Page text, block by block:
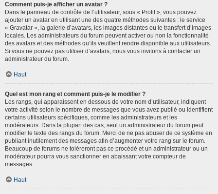
Comment puis-je afficher un avatar ?
Dans le panneau de contrôle de l’utilisateur, sous « Profil », vous pouvez
ajouter un avatar en utilisant une des quatre méthodes suivantes : le service
« Gravatar », la galerie d’avatars, les images distantes ou le transfert d’images
locales. Les administrateurs du forum peuvent activer ou non la fonctionnalité
des avatars et des méthodes qu’ils veuillent rendre disponible aux utilisateurs.
Si vous ne pouvez pas utiliser d’avatars, nous vous invitons à contacter un
administrateur du forum.
Haut
Quel est mon rang et comment puis-je le modifier ?
Les rangs, qui apparaissent en dessous de votre nom d’utilisateur, indiquent
votre activité selon le nombre de messages que vous avez publié ou identifient
certains utilisateurs spécifiques, comme les administrateurs et les
modérateurs. Dans la plupart des cas, seul un administrateur du forum peut
modifier le texte des rangs du forum. Merci de ne pas abuser de ce système en
publiant inutilement des messages afin d’augmenter votre rang sur le forum.
Beaucoup de forums ne toléreront pas ce procédé et un administrateur ou un
modérateur pourra vous sanctionner en abaissant votre compteur de
messages.
Haut